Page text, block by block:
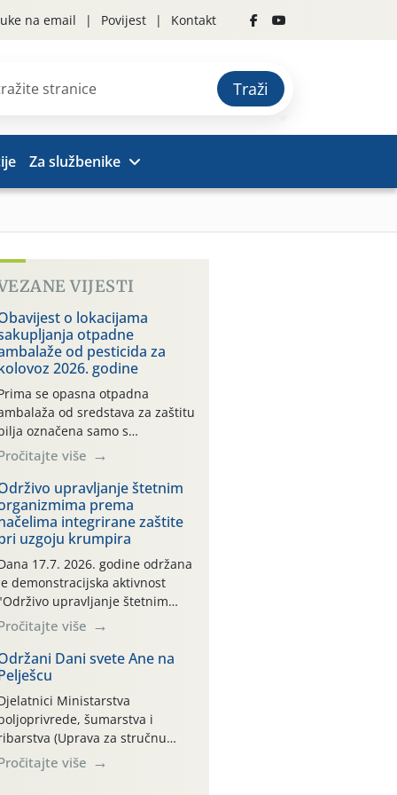
na email Povijest Kontakt
Traži
Za službenike
VIJESTI
o lokacijama
otpadne
od pesticida za
2026. godine
se opasna otpadna
od sredstava za zaštitu
označena samo s
i oznakom
CROCPA EKO MODEL:
ambalaža kao i
drugih proizvoda koji
sredstva za zaštitu bilja
(npr. ambalaža od mineralnih
se ne prihvaća.
je osiguran
povrat prazne
isključivo ovih tvrtki:
MAKS, AGRONOM,
TKI* (PINUS […]
više
upravljanje štetnim
prema
integrirane zaštite
uzgoju krumpira
17.7. 2026. godine održana
demonstracijska aktivnost
upravljanje štetnim
prema načelima
integrirane zaštite pri uzgoju
na pokusnom polju
kraj naselja Belica
parcela ID 2445031)
dio Međimurske
više
Dani svete Ane na
Ministarstva
šumarstva i
(Uprava za stručnu
razvoju poljoprivrede)
sudjelovali su na tradicionalnom
više